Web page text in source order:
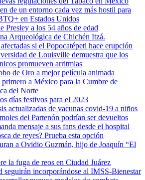
de un entorno cada vez más hostil para
en Estados Unidos
Presley a los 54 años de edad
Arqueológica de Chichén Itzá.
si el Popocatépetl hace erupción
de Louisville demuestra que los
promueven arritmias
de Oro a mejor película animada
a México para la Cumbre de
del Norte
días festivos para el 2023
actualizadas de vacunas covid-19 a niños
del Partenón podrían ser devueltos
mensaje a sus fans desde el hospital
de reyes? Prueba esta opción
a Ovidio Guzmán, hijo de Joaquín “El
la fuga de reos en Ciudad Juárez
seguirán incorporándose al IMSS-Bienestar